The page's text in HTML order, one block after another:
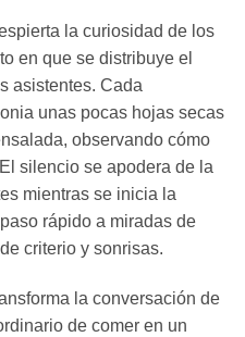
la curiosidad de los
en que se distribuye el
asistentes. Cada
unas pocas hojas secas
observando cómo
silencio se apodera de la
mientras se inicia la
rápido a miradas de
criterio y sonrisas.
la conversación de
de comer en un